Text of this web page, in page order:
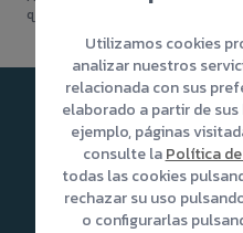
que incluye las técnicas más
Utilizamos cookies
analizar nuestros
relacionada con sus
elaborado a partir de
ejemplo, páginas
consulte laPolítica
todas las cookies
rechazar su uso
o configurarlas